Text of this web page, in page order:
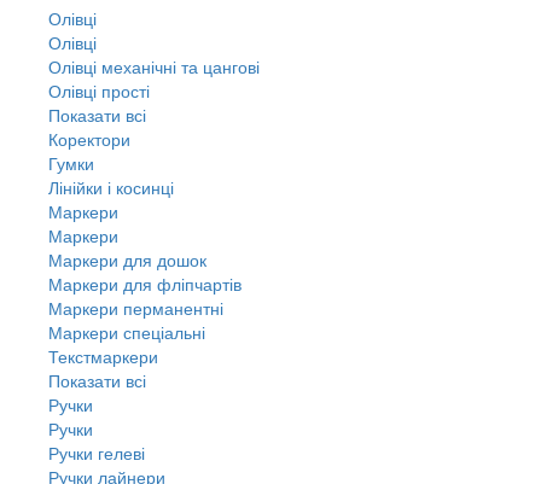
Олівці
Олівці
Олівці механічні та цангові
Олівці прості
Показати всі
Коректори
Гумки
Лінійки і косинці
Маркери
Маркери
Маркери для дошок
Маркери для фліпчартів
Маркери перманентні
Маркери спеціальні
Текстмаркери
Показати всі
Ручки
Ручки
Ручки гелеві
Ручки лайнери